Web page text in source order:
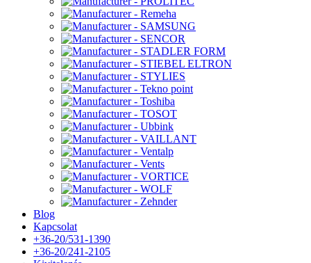
Blog
Kapcsolat
+36-20/531-1390
+36-20/241-2105